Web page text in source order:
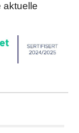
aktuelle